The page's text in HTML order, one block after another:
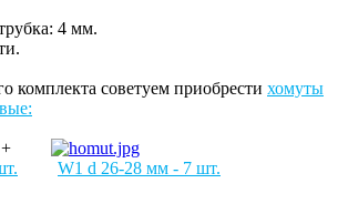
4 мм.
комплекта советуем приобрести хомуты
. W1 d 26-28 мм - 7 шт.